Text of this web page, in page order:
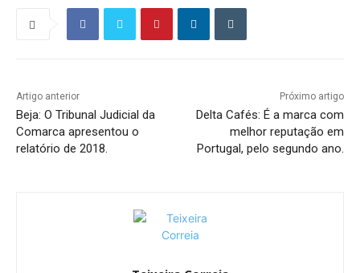
Artigo anterior
Beja: O Tribunal Judicial da
Comarca apresentou o
relatório de 2018.
Próximo artigo
Delta Cafés: É a marca com
melhor reputação em
Portugal, pelo segundo ano.